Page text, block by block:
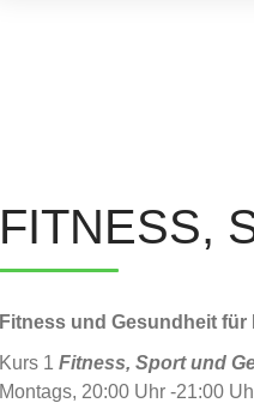
FITNESS,
Fitness und Gesundheit für
Kurs 1 Fitness, Sport und
Montags, 20:00 Uhr -21:00